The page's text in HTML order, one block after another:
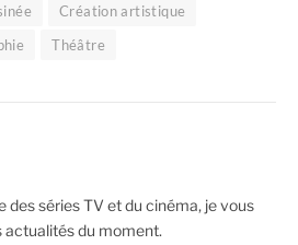
Création artistique
Théâtre
des séries TV et du cinéma, je vous
actualités du moment.